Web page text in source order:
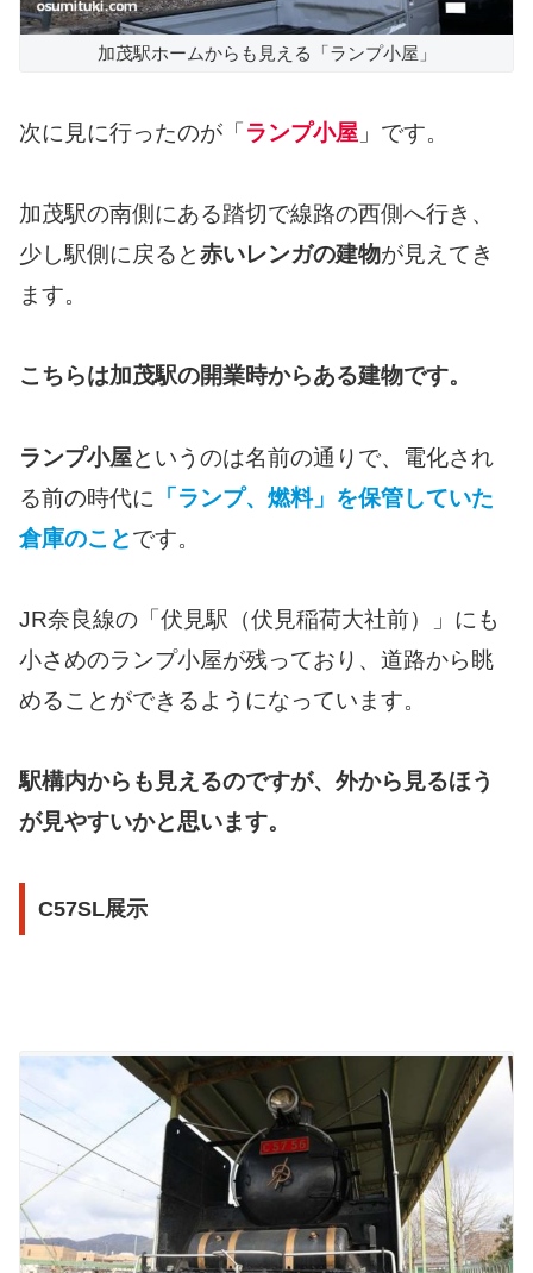
加茂駅ホームからも見える「ランプ小屋」
次に見に行ったのが「 ランプ小屋 」です。
加茂駅の南側にある踏切で線路の西側へ行き、
少し駅側に戻ると赤いレンガの建物が見えてき
ます。
こちらは加茂駅の開業時からある建物です。
ランプ小屋というのは名前の通りで、電化され
る前の時代に 「ランプ、燃料」を保管していた
倉庫のことです。
JR奈良線の「伏見駅（伏見稲荷大社前）」にも
小さめのランプ小屋が残っており、道路から眺
めることができるようになっています。
駅構内からも見えるのですが、外から見るほう
が見やすいかと思います。
C57SL展示